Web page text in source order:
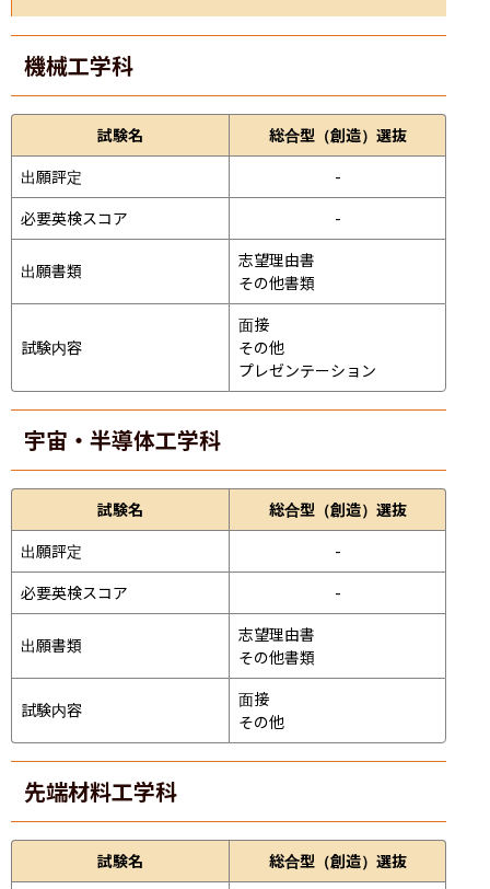
機械工学科
試験名
総合型（創造）選抜
出願評定
-
必要英検スコア
-
出願書類
志望理由書
その他書類
試験内容
面接
その他
プレゼンテーション
宇宙・半導体工学科
試験名
総合型（創造）選抜
出願評定
-
必要英検スコア
-
出願書類
志望理由書
その他書類
試験内容
面接
その他
先端材料工学科
試験名
総合型（創造）選抜